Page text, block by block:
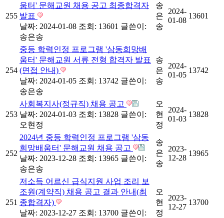
255
움터' 문해교원 채용 공고 최종합격자
발표
날짜: 2024-01-08 조회: 13601 글쓴이:
송은송
송
은
송
2024-
01-08
13601
254
중등 학력인정 프로그램 '삼동희망배
움터' 문해교원 서류 전형 합격자 발표
(면접 안내)
날짜: 2024-01-05 조회: 13742 글쓴이:
송은송
송
은
송
2024-
01-05
13742
253
사회복지사(정규직) 채용 공고
날짜: 2024-01-03 조회: 13828 글쓴이:
오현정
오
현
정
2024-
01-03
13828
252
2024년 중등 학력인정 프로그램 '삼동
희망배움터' 문해교원 채용 공고
날짜: 2023-12-28 조회: 13965 글쓴이:
송은송
송
은
송
2023-
12-28
13965
251
저소득 어르신 급식지원 사업 조리 보
조원(계약직) 채용 공고 결과 안내(최
종합격자)
날짜: 2023-12-27 조회: 13700 글쓴이:
오
현
정
2023-
12-27
13700